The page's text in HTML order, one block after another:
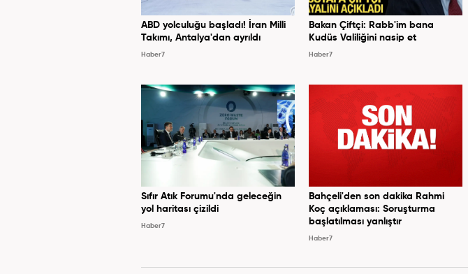
ABD yolculuğu başladı! İran Milli
Takımı, Antalya'dan ayrıldı
Haber7
Bakan Çiftçi: Rabb'im bana
Kudüs Valiliğini nasip et
Haber7
Sıfır Atık Forumu'nda geleceğin
yol haritası çizildi
Haber7
Bahçeli'den son dakika Rahmi
Koç açıklaması: Soruşturma
başlatılması yanlıştır
Haber7